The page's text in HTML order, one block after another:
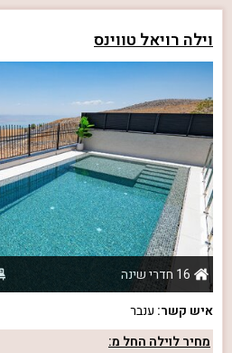
וילה רויאל טווינס
16 חדרי שינה
איש קשר: ענבר
מחיר לוילה החל מ: